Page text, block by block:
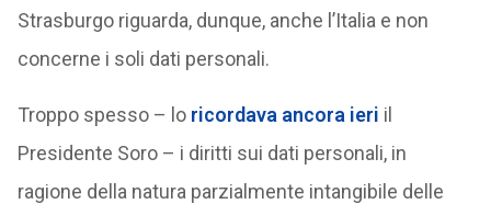
Strasburgo riguarda, dunque, anche l’Italia e non
concerne i soli dati personali.
Troppo spesso – lo ricordava ancora ieri il
Presidente Soro – i diritti sui dati personali, in
ragione della natura parzialmente intangibile delle